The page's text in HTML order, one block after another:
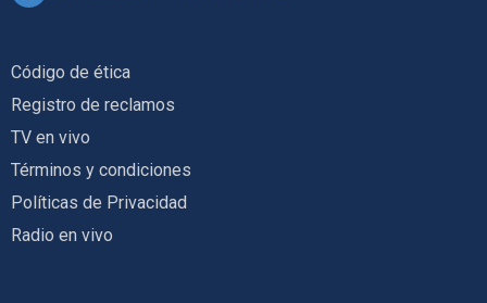
Código de ética
Registro de reclamos
TV en vivo
Términos y condiciones
Políticas de Privacidad
Radio en vivo